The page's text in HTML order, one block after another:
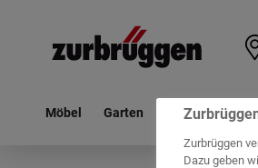
Möbel Garten Haushalt
Zurbrüggen
Dazu geben